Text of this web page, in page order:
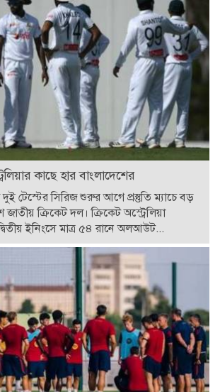
কাছে হার বাংলাদেশের
দুই টেস্টের সিরিজ শুরুর আগে প্রস্তুতি ম্যাচে বড়
জাতীয় ক্রিকেট দল। ক্রিকেট অস্ট্রেলিয়া
ইনিংসে মাত্র ৫৪ রানে অলআউট...